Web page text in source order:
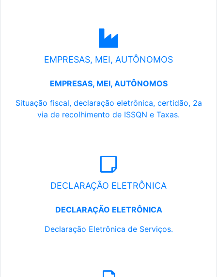
EMPRESAS, MEI, AUTÔNOMOS
EMPRESAS, MEI, AUTÔNOMOS
Situação fiscal, declaração eletrônica, certidão, 2a
via de recolhimento de ISSQN e Taxas.
DECLARAÇÃO ELETRÔNICA
DECLARAÇÃO ELETRÔNICA
Declaração Eletrônica de Serviços.